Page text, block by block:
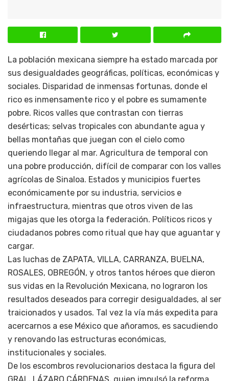
La población mexicana siempre ha estado marcada por
sus desigualdades geográficas, políticas, económicas y
sociales. Disparidad de inmensas fortunas, donde el
rico es inmensamente rico y el pobre es sumamente
pobre. Ricos valles que contrastan con tierras
desérticas; selvas tropicales con abundante agua y
bellas montañas que juegan con el cielo como
queriendo llegar al mar. Agricultura de temporal con
una pobre producción, difícil de comparar con los valles
agrícolas de Sinaloa. Estados y municipios fuertes
económicamente por su industria, servicios e
infraestructura, mientras que otros viven de las
migajas que les otorga la federación. Políticos ricos y
ciudadanos pobres como ritual que hay que aguantar y
cargar.
Las luchas de ZAPATA, VILLA, CARRANZA, BUELNA,
ROSALES, OBREGÓN, y otros tantos héroes que dieron
sus vidas en la Revolución Mexicana, no lograron los
resultados deseados para corregir desigualdades, al ser
traicionados y usados. Tal vez la vía más expedita para
acercarnos a ese México que añoramos, es sacudiendo
y renovando las estructuras económicas,
institucionales y sociales.
De los escombros revolucionarios destaca la figura del